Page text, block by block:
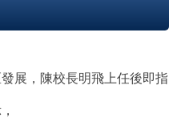
展，陳校長明飛上任後即指